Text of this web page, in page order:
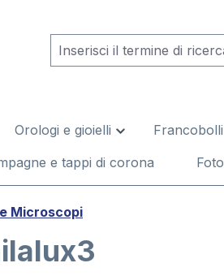
Orologi e gioielli Francobolli
e tappi di corona Foto
Microscopi